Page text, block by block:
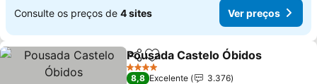
Consulte os preços de 4 sites Ver preços
PartilharAdicionar aos favoritos
Pousada Castelo Óbidos
4 Estrelas
8,8 Excelente
3.376